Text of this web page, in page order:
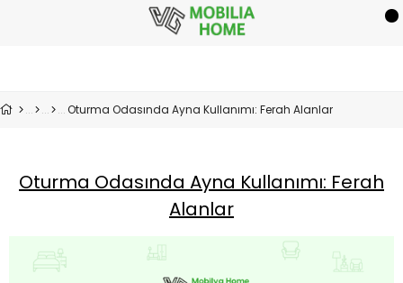
Oturma Odasında Ayna Kullanımı: Ferah Alanlar
Oturma Odasında Ayna Kullanımı: Ferah
Alanlar